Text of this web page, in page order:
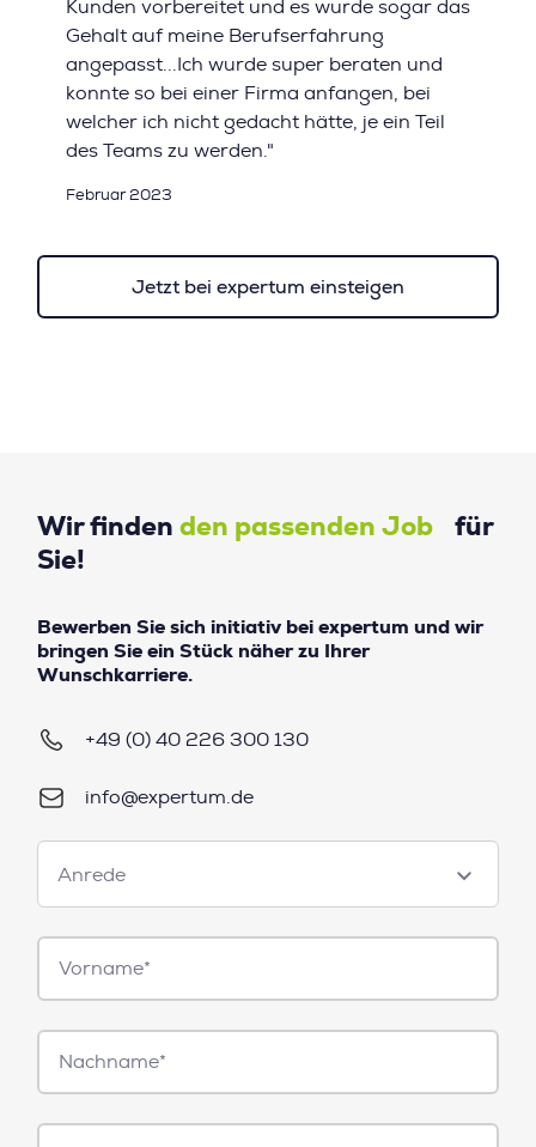
Kunden vorbereitet und es wurde sogar das
Gehalt auf meine Berufserfahrung
angepasst...Ich wurde super beraten und
konnte so bei einer Firma anfangen, bei
welcher ich nicht gedacht hätte, je ein Teil
des Teams zu werden."
Februar 2023
Jetzt bei expertum einsteigen
Wir finden den passenden Job für
Sie!
Bewerben Sie sich initiativ bei expertum und wir
bringen Sie ein Stück näher zu Ihrer
Wunschkarriere.
+49 (0) 40 226 300 130
info@expertum.de
Anrede
Anrede
Vorname*
Nachname*
E-